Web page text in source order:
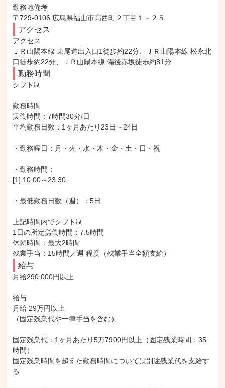
勤務地備考
〒729-0106 広島県福山市高西町２丁目１－２５
アクセス
アクセス
ＪＲ山陽本線 東尾道出入口1徒歩約22分、ＪＲ山陽本線 松永北
口徒歩約22分、ＪＲ山陽本線 備後赤坂徒歩約81分
勤務時間
シフト制
勤務時間
実働時間：7時間30分/日
平均勤務日数：1ヶ月あたり23日～24日
・勤務曜日：月・火・水・木・金・土・日・祝
・勤務時間：
[1] 10:00～23:30
・最低勤務日数（週）：5日
上記時間内でシフト制
1日の所定労働時間：7.5時間
休憩時間：最大2時間
残業手当：15時間／週 程度（残業手当全額支給）
給与
月給290,000円以上
給与
月給 29万円以上
（固定残業代や一律手当を含む）
固定残業代：1ヶ月あたり5万7900円以上（固定残業時間：35
時間）
固定残業時間を超えた勤務時間については別途残業代を支給す
る